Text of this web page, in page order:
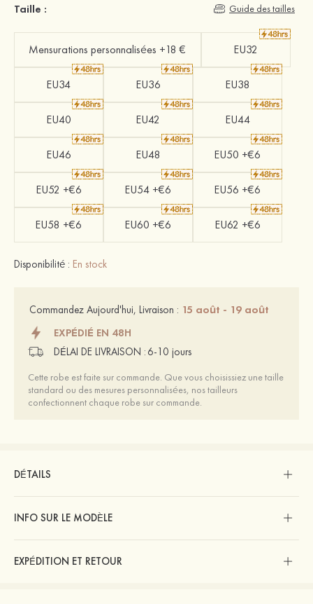
Taille : Guide des tailles
Mensurations personnalisées +18 € EU32
EU34 EU36 EU38
EU40 EU42 EU44
EU46 EU48 EU50 +€6
EU52 +€6 EU54 +€6 EU56 +€6
EU58 +€6 EU60 +€6 EU62 +€6
Disponibilité : En stock
Commandez Aujourd'hui, Livraison : 15 août - 19 août
EXPÉDIÉ EN 48H
DÉLAI DE LIVRAISON : 6-10 jours
Cette robe est faite sur commande. Que vous choisissiez une taille
standard ou des mesures personnalisées, nos tailleurs
confectionnent chaque robe sur commande.
DÉTAILS
INFO SUR LE MODÈLE
EXPÉDITION ET RETOUR